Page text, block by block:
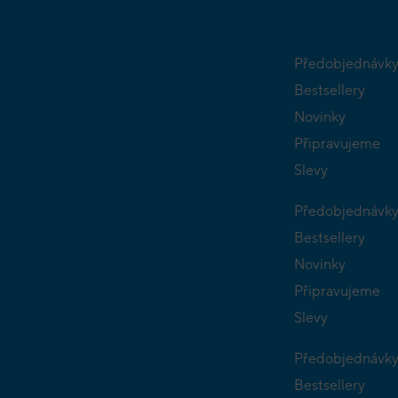
Předobjednávky
Bestsellery
Novinky
Připravujeme
Slevy
Předobjednávky
Bestsellery
Novinky
Připravujeme
Slevy
Předobjednávky
Bestsellery